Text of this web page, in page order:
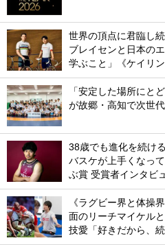
世界の頂点に君臨し
ブレイセンと日本の
学ぶこと」《ケイリ
「安定した場所にと
が故郷・高知で次世
38歳でも進化を続け
バスケが上手くなっ
ぶ賞 受賞者インタビ
《ラグビー界と体操
面のリーチマイケル
技愛「好きだから、続